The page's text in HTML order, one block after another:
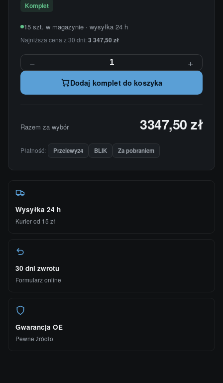
Komplet
15 szt. w magazynie · wysyłka 24 h
Najniższa cena z 30 dni:3 347,50 zł
− +
Dodaj komplet do koszyka
Razem za wybór 3347,50 zł
Płatność: Przelewy24 BLIK Za pobraniem
Wysyłka 24 h
Kurier od 15 zł
30 dni zwrotu
Formularz online
Gwarancja OE
Pewne źródło